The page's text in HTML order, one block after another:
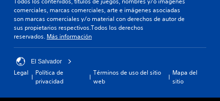
comerciales, marcas comerciales, arte e imágenes asociadas
son marcas comerciales y/o material con derechos de autor de
sus propietarios respectivos.Todos los derechos
reservados. Más información
El Salvador
Legal
Política de
privacidad
Términos de uso del sitio
web
Mapa del
sitio